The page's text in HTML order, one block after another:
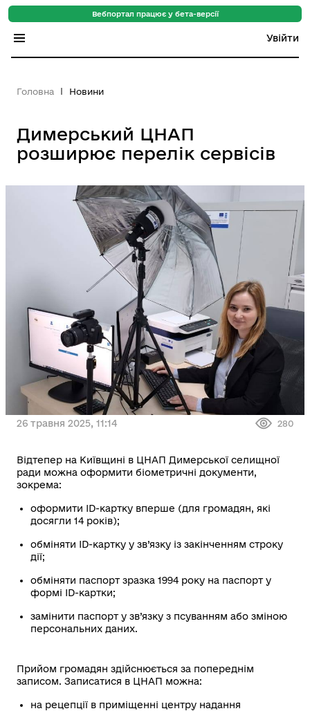
Вебпортал працює у бета-версії
Увійти
Цифровий путівник
База знань
Новини
Головна Новини
Димерський ЦНАП
розширює перелік сервісів
26 травня 2025, 11:14 280
Відтепер на Київщині в ЦНАП Димерської селищної
ради можна оформити біометричні документи,
зокрема:
оформити ID-картку вперше (для громадян, які
досягли 14 років);
обміняти ID-картку у зв’язку із закінченням строку
дії;
обміняти паспорт зразка 1994 року на паспорт у
формі ID-картки;
замінити паспорт у зв’язку з псуванням або зміною
персональних даних.
Прийом громадян здійснюється за попереднім
записом. Записатися в ЦНАП можна:
на рецепції в приміщенні центру надання